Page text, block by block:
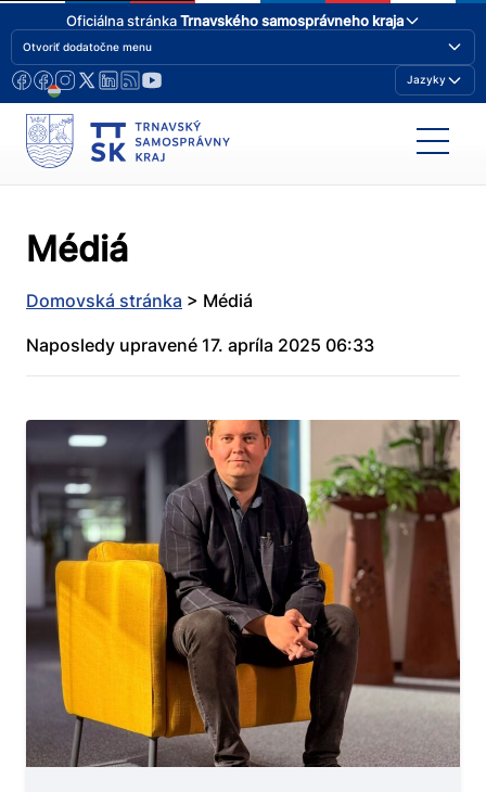
Oficiálna stránkaTrnavského samosprávneho kraja
Otvoriť dodatočne menu
Jazyky
Médiá
Domovská stránka > Médiá
Naposledy upravené 17. apríla 2025 06:33